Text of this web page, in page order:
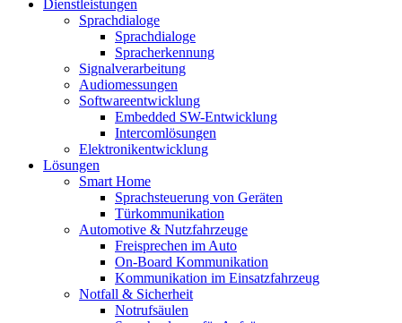
Dienstleistungen
Sprachdialoge
Sprachdialoge
Spracherkennung
Signalverarbeitung
Audiomessungen
Softwareentwicklung
Embedded SW-Entwicklung
Intercomlösungen
Elektronikentwicklung
Lösungen
Smart Home
Sprachsteuerung von Geräten
Türkommunikation
Automotive & Nutzfahrzeuge
Freisprechen im Auto
On-Board Kommunikation
Kommunikation im Einsatzfahrzeug
Notfall & Sicherheit
Notrufsäulen